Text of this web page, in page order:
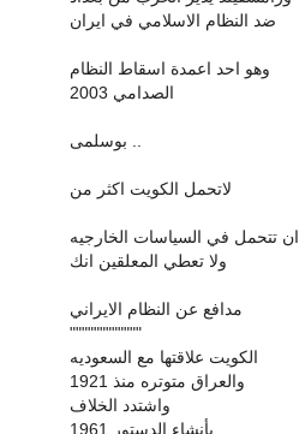
ضد النظام الاسلامي في ايران
وهو احد اعمدة اسقاط النظام
الصدامي 2003
لاتحمل الكويت اكثر من
ان تتحمل في السياسات الخارجيه
ولا تعطي المعلقين انك
مدافع عن النظام الايراني
""""""""""""
الكويت علاقتها مع السعوديه
والعراق متوتره منذ 1921
واشتدد الخلاف
بأنشاء الدستور 1961